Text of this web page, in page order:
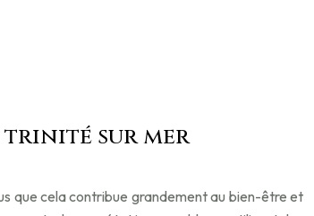
trinité sur mer
que cela contribue grandement au bien-être et